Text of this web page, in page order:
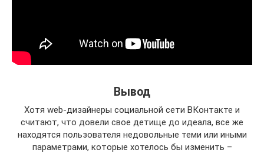
Вывод
Хотя web-дизайнеры социальной сети ВКонтакте и
считают, что довели свое детище до идеала, все же
находятся пользователя недовольные теми или иными
параметрами, которые хотелось бы изменить –